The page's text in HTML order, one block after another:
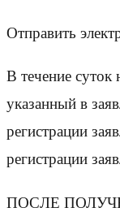
Отправить
В течение суток
указанный в
регистрации
регистрации
ПОСЛЕ